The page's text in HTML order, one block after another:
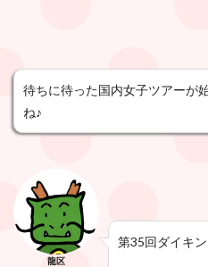
待ちに待った国内女子ツアーが
ね♪
龍区
第35回ダイキ